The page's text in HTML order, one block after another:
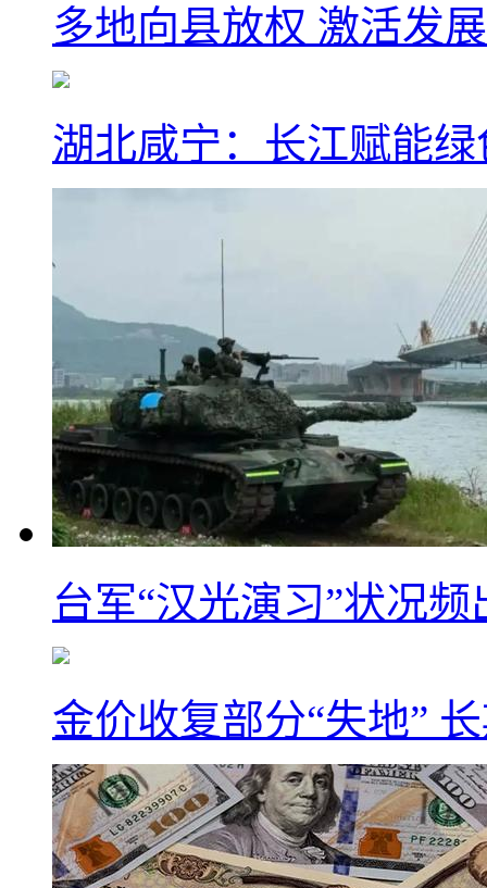
多地向县放权 激活发
湖北咸宁：长江赋能
台军“汉光演习”状况
金价收复部分“失地”